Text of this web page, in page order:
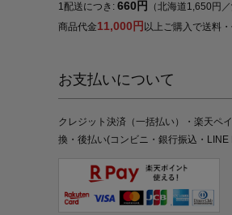
1配送につき: 660円
（北海道1,650円
商品代金11,000円 以上ご購入で送料
お支払いについて
クレジット決済（一括払い）・楽天ペ
換・後払い(コンビニ・銀行振込・LINE